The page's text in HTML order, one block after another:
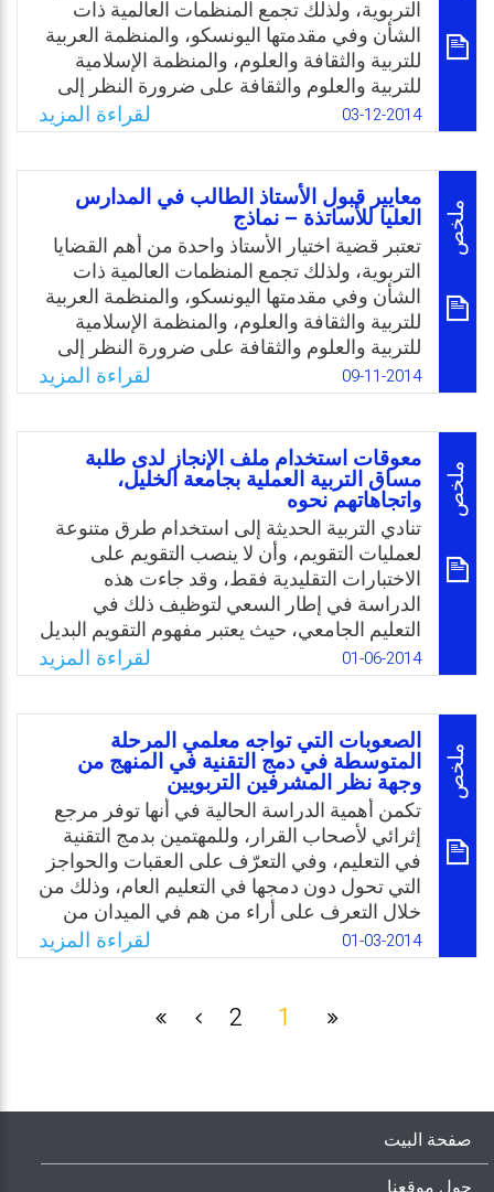
طموحات المجتمع.
WhatsApp
Facebook
Twitter
Email
التربوية، ولذلك تجمع المنظمات العالمية ذات
الشأن وفي مقدمتها اليونسكو، والمنظمة العربية
للتربية والثقافة والعلوم، والمنظمة الإسلامية
للتربية والعلوم والثقافة على ضرورة النظر إلى
قضية الاختيار والإعداد الجيد للأستاذ على أنها
المدخل الأساس لمواجهة أزمة التعليم في عالمنا
المعاصر، وفي سبيل العناية بانتقاء الأستاذ
وتكوينه عقدت الندوات وأقيمت المؤتمرات
ونظمت الحلقات سواء داخل القطر الجزائري
وفي أغلب الدول العربية، وتعتبر هذه القضية
قضية قديمة ومتجددة.
WhatsApp
Facebook
Twitter
Email
03-12-2014 لقراءة المزيد
ملخص
معايير قبول الأستاذ الطالب في المدارس
العليا للأساتذة – نماذج
تعتبر قضية اختيار الأستاذ واحدة من أهم القضايا
التربوية، ولذلك تجمع المنظمات العالمية ذات
الشأن وفي مقدمتها اليونسكو، والمنظمة العربية
للتربية والثقافة والعلوم، والمنظمة الإسلامية
للتربية والعلوم والثقافة على ضرورة النظر إلى
قضية الاختيار والإعداد الجيد للأستاذ على أنها
المدخل الأساس لمواجهة أزمة التعليم في عالمنا
المعاصر، وفي سبيل العناية بانتقاء الأستاذ
وتكوينه عقدت الندوات وأقيمت المؤتمرات
ونظمت الحلقات سواء داخل القطر الجزائري
وفي أغلب الدول العربية، وتعتبر هذه القضية
قضية قديمة ومتجددة.
WhatsApp
Facebook
Twitter
Email
09-11-2014 لقراءة المزيد
ملخص
معوقات استخدام ملف الإنجاز لدى طلبة
مساق التربية العملية بجامعة الخليل،
واتجاهاتهم نحوه
تنادي التربية الحديثة إلى استخدام طرق متنوعة
لعمليات التقويم، وأن لا ينصب التقويم على
الاختبارات التقليدية فقط، وقد جاءت هذه
الدراسة في إطار السعي لتوظيف ذلك في
التعليم الجامعي، حيث يعتبر مفهوم التقويم البديل
مفهوما حديثا يمكن دراسته بشكل موّسع للوقوف
على مدى أهميته وتطبيقه في مجال التعليم
العالي،ويعتقد الباحث أنه يمكن اعتبار ملف أعمال
الطالب (ملف الإنجاز) كأحد طرق التقويم البديل
له، ولذا لا بد من دراسة أهميته ومعوقات تطبيقه
حتى يتم تفاديها ومعرفة اتجاهات الطلبة نحوه.
WhatsApp
Facebook
Twitter
Email
01-06-2014 لقراءة المزيد
ملخص
الصعوبات التي تواجه معلمي المرحلة
المتوسطة في دمج التقنية في المنهج من
وجهة نظر المشرفين التربويين
تكمن أهمية الدراسة الحالية في أنها توفر مرجع
إثرائي لأصحاب القرار، وللمهتمين بدمج التقنية
في التعليم، وفي التعرّف على العقبات والحواجز
التي تحول دون دمجها في التعليم العام، وذلك من
خلال التعرف على أراء من هم في الميدان من
المشرفين التربويين، والذين لهم صلة مباشرة
بالممارسين للعملية التعليمية، وعلى وجه
عوامل نجاح دمج التقنية في التعليم والتي تهم
WhatsApp
Facebook
Twitter
Email
01-03-2014 لقراءة المزيد
1
2
صفحة البيت